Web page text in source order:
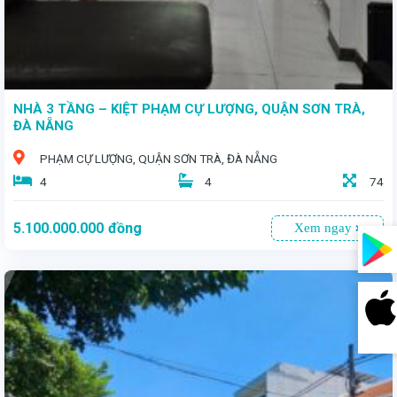
NHÀ 3 TẦNG – KIỆT PHẠM CỰ LƯỢNG, QUẬN SƠN TRÀ,
ĐÀ NẴNG
PHẠM CỰ LƯỢNG, QUẬN SƠN TRÀ, ĐÀ NẴNG
4
4 74
5.100.000.000 đồng Xem ngay